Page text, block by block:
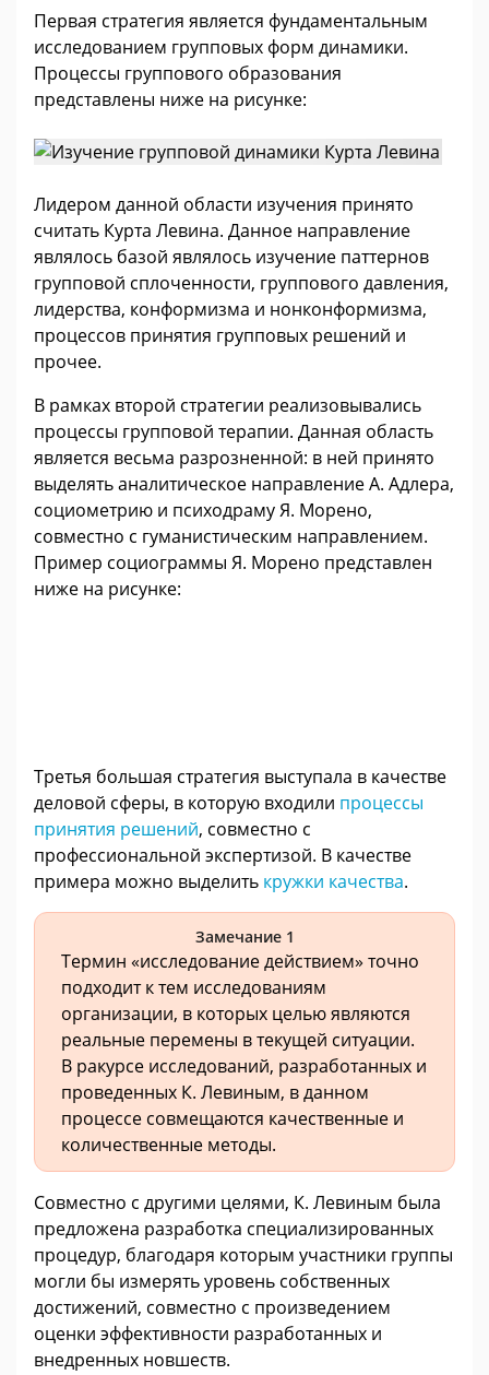
Первая стратегия является фундаментальным
исследованием групповых форм динамики.
Процессы группового образования
представлены ниже на рисунке:
Лидером данной области изучения принято
считать Курта Левина. Данное направление
являлось базой являлось изучение паттернов
групповой сплоченности, группового давления,
лидерства, конформизма и нонконформизма,
процессов принятия групповых решений и
прочее.
В рамках второй стратегии реализовывались
процессы групповой терапии. Данная область
является весьма разрозненной: в ней принято
выделять аналитическое направление А. Адлера,
социометрию и психодраму Я. Морено,
совместно с гуманистическим направлением.
Пример социограммы Я. Морено представлен
ниже на рисунке:
Третья большая стратегия выступала в качестве
деловой сферы, в которую входили процессы
принятия решений, совместно с
профессиональной экспертизой. В качестве
примера можно выделить кружки качества.
Замечание 1
Термин «исследование действием» точно
подходит к тем исследованиям
организации, в которых целью являются
реальные перемены в текущей ситуации.
В ракурсе исследований, разработанных и
проведенных К. Левиным, в данном
процессе совмещаются качественные и
количественные методы.
Совместно с другими целями, К. Левиным была
предложена разработка специализированных
процедур, благодаря которым участники группы
могли бы измерять уровень собственных
достижений, совместно с произведением
оценки эффективности разработанных и
внедренных новшеств.